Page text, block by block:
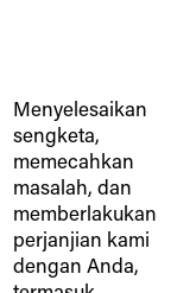
Menyelesaikan
sengketa,
memecahkan
masalah, dan
memberlakukan
perjanjian kami
dengan Anda,